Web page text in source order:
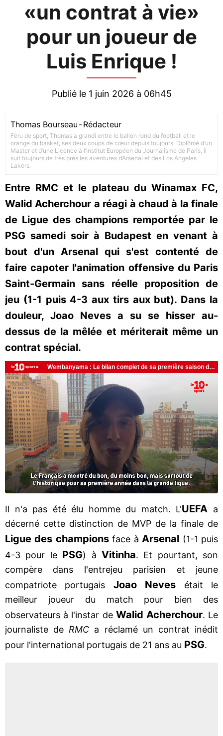
«un contrat à vie»
pour un joueur de
Luis Enrique !
Publié le 1 juin 2026 à 06h45
Thomas Bourseau -Rédacteur
Féru de sport, Thomas a grandi entre le ballon rond du football et le
orange du basket, ses deux coups de cœur depuis toujours. Diplômé d’un
Master et d’une Licence à l’Institut Européen du Journalisme de Paris, il
suit toujours de très près les aventures d’Arsenal et des Los Angeles
Lakers.
Entre RMC et le plateau du Winamax FC,
Walid Acherchour a réagi à chaud à la finale
de Ligue des champions remportée par le
PSG samedi soir à Budapest en venant à
bout d'un Arsenal qui s'est contenté de
faire capoter l'animation offensive du Paris
Saint-Germain sans réelle proposition de
jeu (1-1 puis 4-3 aux tirs aux but). Dans la
douleur, Joao Neves a su se hisser au-
dessus de la mêlée et mériterait même un
contrat spécial.
Il n'a pas été élu homme du match. L'UEFA
a
décerné cette distinction de MVP de la finale de
Ligue des championsface à Arsenal (1-1 puis
4-3 pour le PSG) à Vitinha. Et pourtant, son
compère dans l'entrejeu parisien et jeune
compatriote portugais Joao Neves
était le
meilleur joueur du match pour bien des
observateurs à l'instar de Walid Acherchour. Le
journaliste de RMC a réclamé un contrat inédit
pour l'international portugais de 21 ans au PSG.